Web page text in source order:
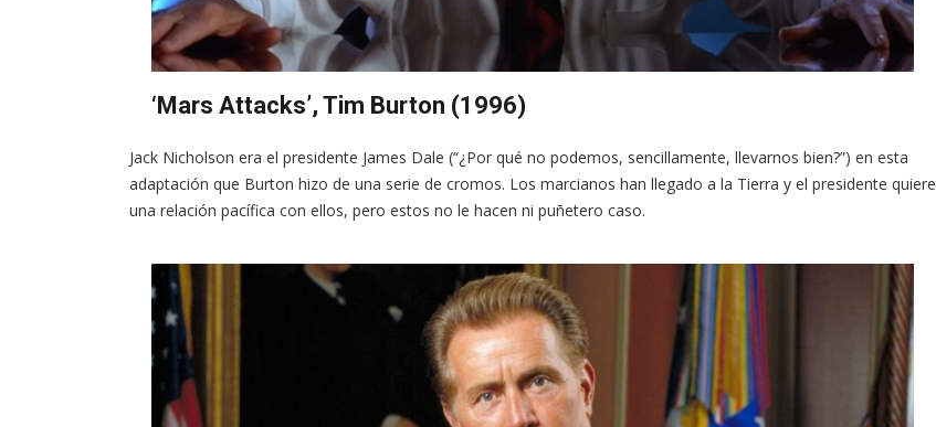
‘Mars Attacks’, Tim Burton (1996)
Jack Nicholson era el presidente James Dale (“¿Por qué no podemos, sencillamente, llevarnos bien?”) en esta
adaptación que Burton hizo de una serie de cromos. Los marcianos han llegado a la Tierra y el presidente quiere
una relación pacífica con ellos, pero estos no le hacen ni puñetero caso.